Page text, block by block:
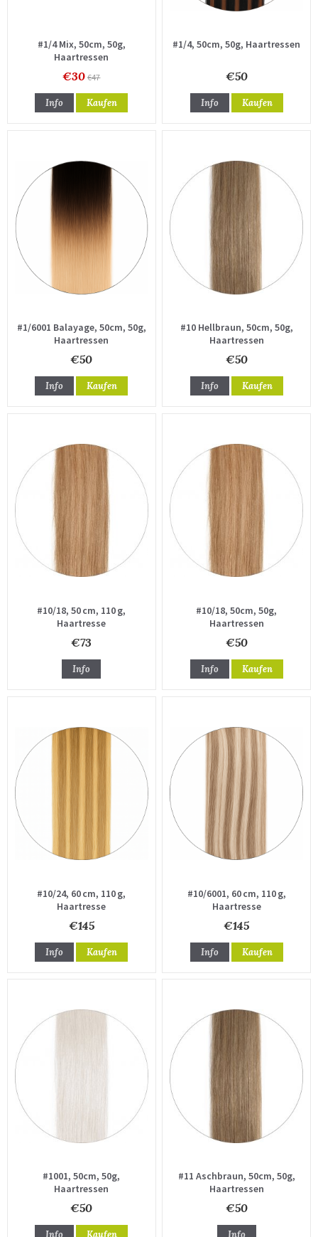
#1/4 Mix, 50cm, 50g,
Haartressen
€30 €47
Info Kaufen
#1/4, 50cm, 50g, Haartressen
€50
Info Kaufen
#1/6001 Balayage, 50cm, 50g,
Haartressen
€50
Info Kaufen
#10 Hellbraun, 50cm, 50g,
Haartressen
€50
Info Kaufen
#10/18, 50 cm, 110 g,
Haartresse
€73
Info
#10/18, 50cm, 50g,
Haartressen
€50
Info Kaufen
#10/24, 60 cm, 110 g,
Haartresse
€145
Info Kaufen
#10/6001, 60 cm, 110 g,
Haartresse
€145
Info Kaufen
#1001, 50cm, 50g,
Haartressen
€50
#11 Aschbraun, 50cm, 50g,
Haartressen
€50